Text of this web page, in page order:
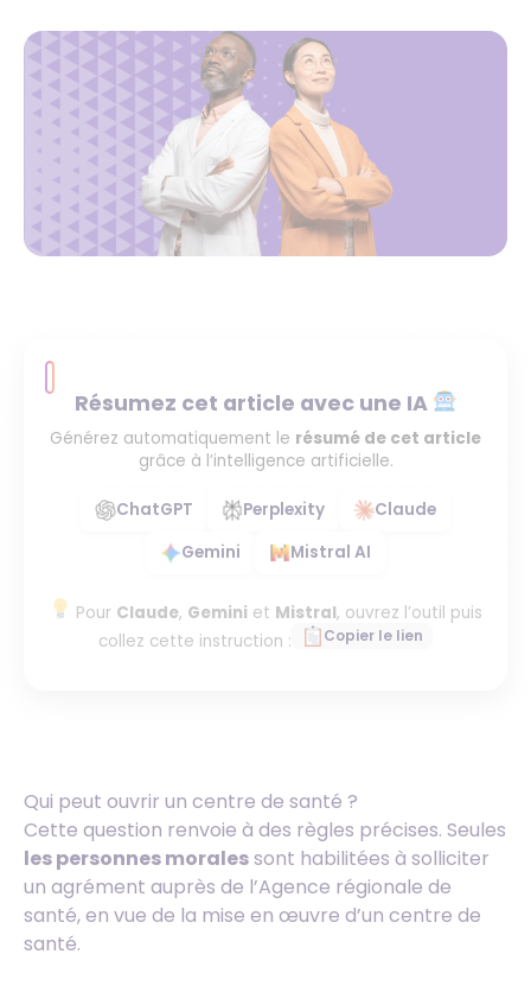
Résumez cet article avec une IA
Générez automatiquement le résumé de cet article
grâce à l’intelligence artificielle.
ChatGPT Perplexity
Claude
Gemini
Mistral AI
Pour Claude, Gemini et Mistral, ouvrez l’outil puis
collez cette instruction :
Copier le lien
Qui peut ouvrir un centre de santé ?
Cette question renvoie à des règles précises. Seules
les personnes moralessont habilitées à solliciter
un agrément auprès de l’Agence régionale de
santé, en vue de la mise en œuvre d’un centre de
santé.